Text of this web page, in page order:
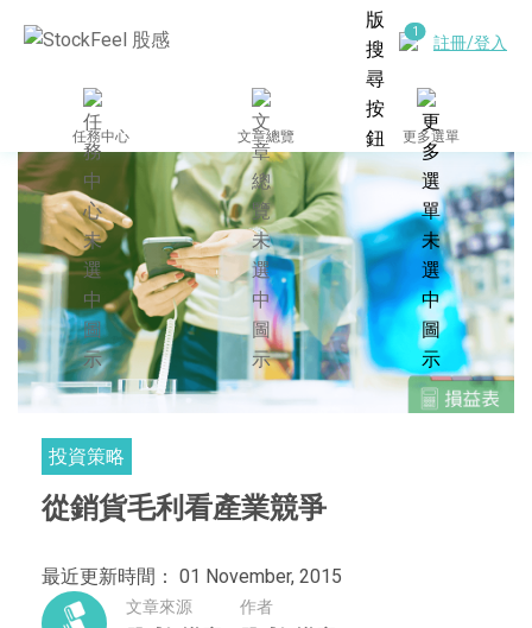
註冊/登入
任務中心 文章總覽 更多選單
投資策略
從銷貨毛利看產業競爭
最近更新時間： 01 November, 2015
文章來源 作者